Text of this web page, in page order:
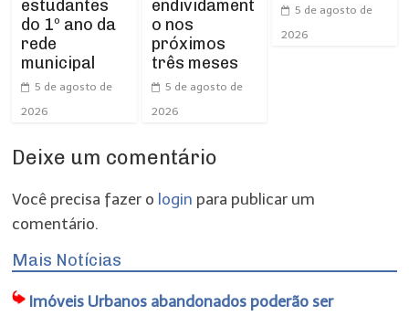
estudantes
do 1º ano da
rede
municipal
5 de agosto de
2026
endividament
o nos
próximos
três meses
5 de agosto de
2026
5 de agosto de
2026
Deixe um comentário
Você precisa fazer o login para publicar um
comentário.
Mais Notícias
Imóveis Urbanos abandonados poderão ser